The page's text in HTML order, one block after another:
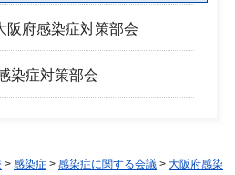
阪府感染症対策部会
染症対策部会
> 感染症 > 感染症に関する会議 > 大阪府感染